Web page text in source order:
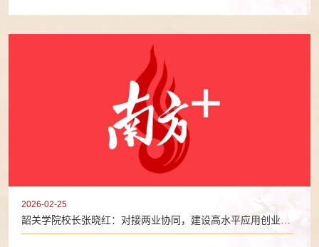
2026-02-25
韶关学院校长张晓红：对接两业协同，建设高水平应用创业型